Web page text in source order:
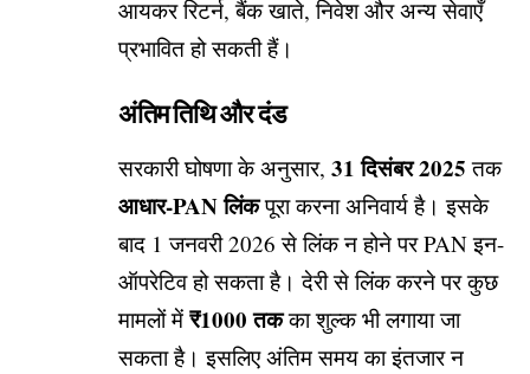
आयकर रिटर्न, बैंक खाते, निवेश और अन्य सेवाएँ
प्रभावित हो सकती हैं।
अंतिम तिथि और दंड
सरकारी घोषणा के अनुसार, 31 दिसंबर 2025 तक
आधार-PAN लिंकपूरा करना अनिवार्य है। इसके
बाद 1 जनवरी 2026 से लिंक न होने पर PAN इन-
ऑपरेटिव हो सकता है। देरी से लिंक करने पर कुछ
मामलों में ₹1000 तकका शुल्क भी लगाया जा
सकता है। इसलिए अंतिम समय का इंतजार न